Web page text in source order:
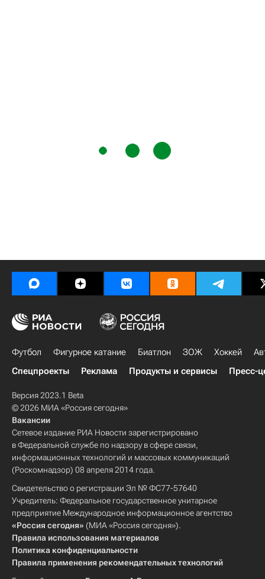
Футбол Фигурное катание Биатлон ЗОЖ Хоккей
Спецпроекты
Реклама Продукты и сервисы Пресс-
Версия 2023.1 Beta
© 2026 МИА «Россия сегодня»
Вакансии
Сетевое издание РИА Новости зарегистрировано
в Федеральной службе по надзору в сфере связи,
информационных технологий и массовых коммуникаций
(Роскомнадзор) 08 апреля 2014 года.
Свидетельство о регистрации Эл № ФС77-57640
Учредитель: Федеральное государственное унитарное
предприятие Международное информационное агентство
«Россия сегодня» (МИА «Россия сегодня»).
Правила использования материалов
Политика конфиденциальности
Правила применения рекомендательных технологий